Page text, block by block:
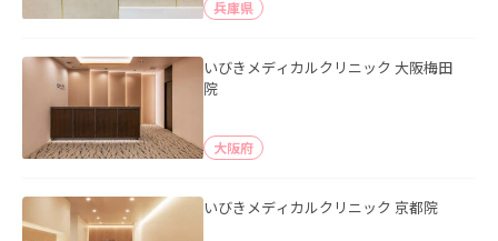
兵庫県
いびきメディカルクリニック 大阪梅田
院
大阪府
いびきメディカルクリニック 京都院